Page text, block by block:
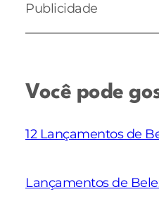
Publicidade
Você pode
12 Lançamentos de
Lançamentos de